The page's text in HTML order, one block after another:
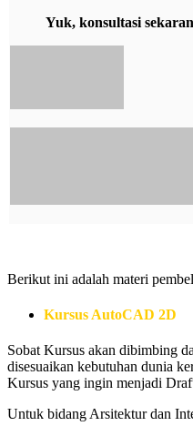
Yuk, konsultasi
Berikut ini adalah materi
Kursus AutoCAD 2D
Sobat Kursus akan dibimbing
disesuaikan kebutuhan dunia
Kursus yang ingin menjadi
Untuk bidang Arsitektur dan